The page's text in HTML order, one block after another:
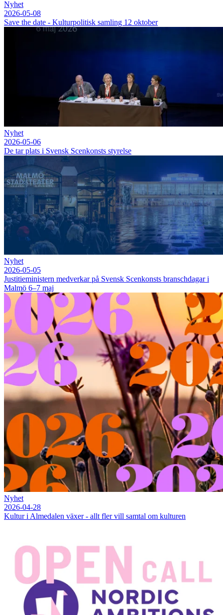
Nyhet
2026-05-08
Save the date - Kulturpolitisk samling 12 oktober
Nyhet
2026-05-06
De tar plats i Svensk Scenkonsts styrelse
Nyhet
2026-05-05
Justitieministern medverkar på Svensk Scenkonsts branschdagar i
Malmö 6–7 maj
Nyhet
2026-04-28
Kultur i Almedalen växer - allt fler vill samtal om kulturen